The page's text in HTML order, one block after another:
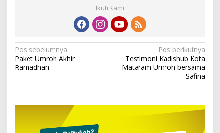
Ikuti Kami
Navigasi
pos
Pos sebelumnya
Paket Umroh Akhir
Ramadhan
Pos berikutnya
Testimoni Kadishub Kota
Mataram Umroh bersama
Safina